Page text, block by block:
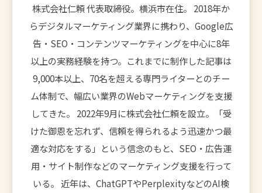
株式会社仁頼 代表取締役。横浜市在住。 2018年か
らデジタルマーケティング業界に携わり、Google広
告・SEO・コンテンツマーケティングを中心に8年
以上の実務経験を持つ。これまでに制作した記事は
9,000本以上、70名を超える専門ライターとのチー
ム体制で、幅広い業界のWebマーケティングを支援
してきた。 2022年9月に株式会社仁頼を設立。「受
けた御恩を忘れず、信頼を得られるよう迅速かつ最
適な対応をする」という信念のもと、SEO・広告運
用・サイト制作などのマーケティング支援を行って
いる。 近年は、ChatGPTやPerplexityなどのAI検